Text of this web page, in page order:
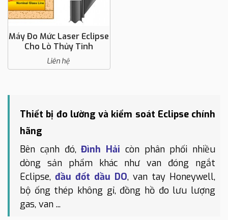
Máy Đo Mức Laser Eclipse
Cho Lò Thủy Tinh
Liên hệ
Thiết bị đo lường và kiểm soát Eclipse chính
hãng
Bên cạnh đó,Đình Hải còn phân phối nhiều
dòng sản phẩm khác như van đóng ngắt
Eclipse, đầu đốt dầu DO, van tay Honeywell,
bộ ống thép không gỉ, đồng hồ đo lưu lượng
gas, van ...